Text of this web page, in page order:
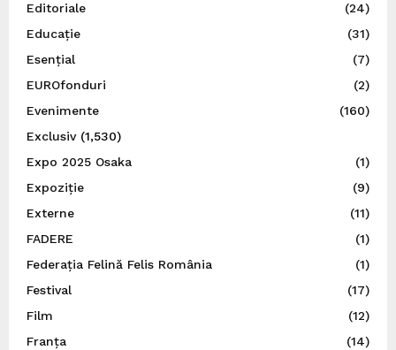
Editoriale
(24)
Educație
(31)
Esențial
(7)
EUROfonduri
(2)
Evenimente
(160)
Exclusiv(1,530)
Expo 2025 Osaka
(1)
Expoziție
(9)
Externe
(11)
FADERE
(1)
Federația Felină Felis România
(1)
Festival
(17)
Film
(12)
Franța
(14)